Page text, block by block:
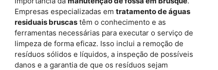
Empresas especializadas em tratamento de águas
residuais bruscas têm o conhecimento e as
ferramentas necessárias para executar o serviço de
limpeza de forma eficaz. Isso inclui a remoção de
resíduos sólidos e líquidos, a inspeção de possíveis
danos e a garantia de que os resíduos sejam